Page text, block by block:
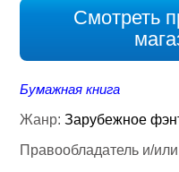
Смотреть
Бумажная книга
Жанр:Зарубежное
Правообладатель и/или